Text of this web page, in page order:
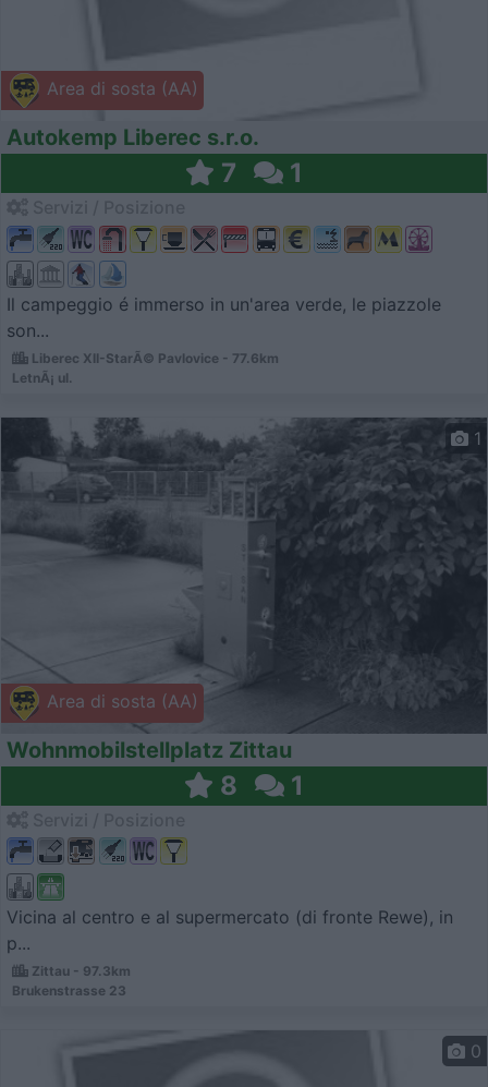
Area di sosta (AA)
Autokemp Liberec s.r.o.
7 1
Il campeggio é immerso in un'area verde, le piazzole
son...
Liberec XII-StarÃ© Pavlovice - 77.6km
LetnÃ¡ ul.
Area di sosta (AA)
1
Wohnmobilstellplatz Zittau
8 1
Vicina al centro e al supermercato (di fronte Rewe), in
p...
Zittau - 97.3km
Brukenstrasse 23
0